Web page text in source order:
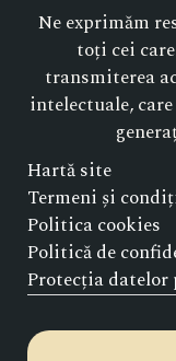
Ne exprimăm
toți cei
transmiterea
intelectuale,
Hartă site
Termeni și
Politica cookies
Politică de
Protecția datelor